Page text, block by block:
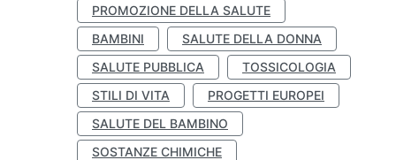
PROMOZIONE DELLA SALUTE
BAMBINI
SALUTE DELLA DONNA
SALUTE PUBBLICA
TOSSICOLOGIA
STILI DI VITA
PROGETTI EUROPEI
SALUTE DEL BAMBINO
SOSTANZE CHIMICHE